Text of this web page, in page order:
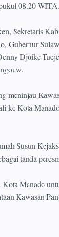
08.20 WITA.
Sekretaris
Gubernur
Djoike
meninjau
ke Kota
Susun
tanda
Manado
Kawasan